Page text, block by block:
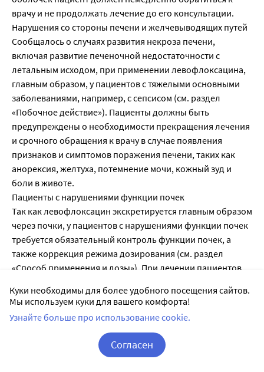
Куки необходимы для более удобного посещения сайтов.
Мы используем куки для вашего комфорта!
Узнайте больше про использование cookie.
Согласен